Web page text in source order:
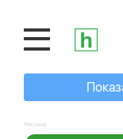
Реклама: